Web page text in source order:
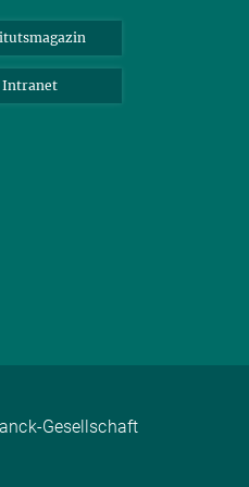
Intranet
Gesellschaft